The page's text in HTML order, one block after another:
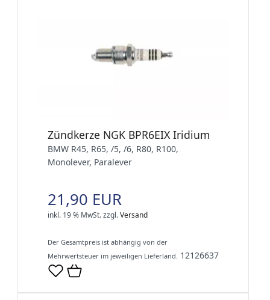
Zündkerze NGK BPR6EIX Iridium
BMW R45, R65, /5, /6, R80, R100,
Monolever, Paralever
21,90 EUR
inkl. 19 % MwSt.zzgl.Versand
Der Gesamtpreis ist abhängig von der
Mehrwertsteuer im jeweiligen Lieferland. 12126637